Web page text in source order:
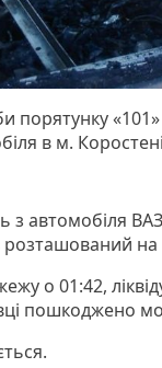
порятунку
в м.
автомобіля ВАЗ
на
о 01:42,
пошкоджено